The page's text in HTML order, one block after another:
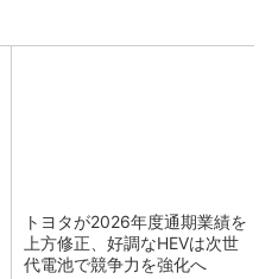
トヨタが2026年度通期業績を
上方修正、好調なHEVは次世
代電池で競争力を強化へ